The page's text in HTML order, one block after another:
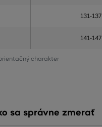
charakter
131-137
141-147
sa správne zmerať